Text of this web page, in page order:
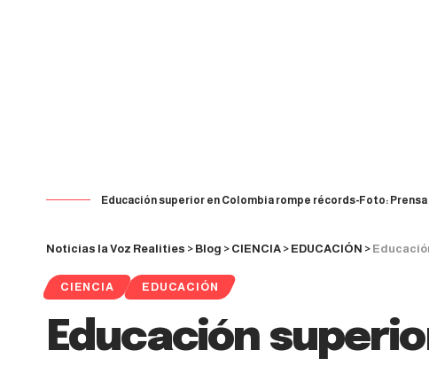
Educación superior en Colombia rompe récords-Foto: Prensa
Noticias la Voz Realities > Blog > CIENCIA > EDUCACIÓN > Educación
CIENCIA EDUCACIÓN
Educación